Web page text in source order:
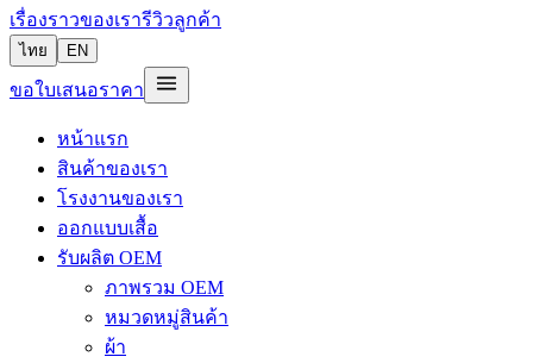
เรื่องราวของเรารีวิวลูกค้า
ไทย EN
ขอใบเสนอราคา
หน้าแรก
สินค้าของเรา
โรงงานของเรา
ออกแบบเสื้อ
รับผลิต OEM
ภาพรวม OEM
หมวดหมู่สินค้า
ผ้า